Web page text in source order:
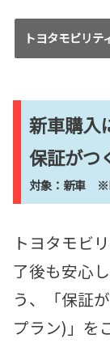
トヨタモビリテ
新車購入
保証がつ
対象：新車
トヨタモビ
了後も安心
う、「保証
プラン)」を